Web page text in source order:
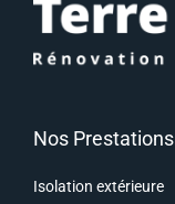
Nos Prestations
Isolation extérieure